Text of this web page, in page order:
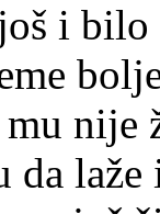
i bilo
nije
da